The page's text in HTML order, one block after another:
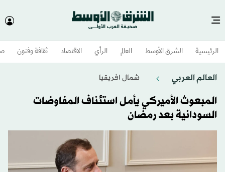
الرئيسية الشرق الأوسط​ العالم الرأي الاقتصاد ثقافة وفنون
العالم العربي شمال افريقيا
المبعوث الأميركي يأمل استئناف المفاوضات
السودانية بعد رمضان